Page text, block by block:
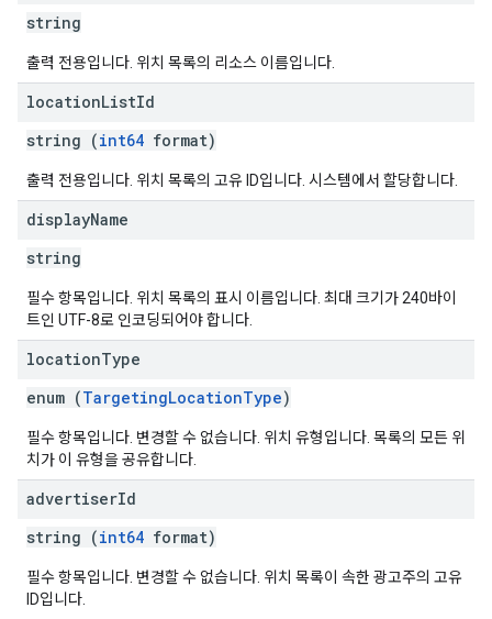
string
출력 전용입니다. 위치 목록의 리소스 이름입니다.
locationListId
string (int64 format)
출력 전용입니다. 위치 목록의 고유 ID입니다. 시스템에서 할당합니다.
displayName
string
필수 항목입니다. 위치 목록의 표시 이름입니다. 최대 크기가 240바이
트인 UTF-8로 인코딩되어야 합니다.
locationType
enum (TargetingLocationType)
필수 항목입니다. 변경할 수 없습니다. 위치 유형입니다. 목록의 모든 위
치가 이 유형을 공유합니다.
advertiserId
string (int64 format)
필수 항목입니다. 변경할 수 없습니다. 위치 목록이 속한 광고주의 고유
ID입니다.